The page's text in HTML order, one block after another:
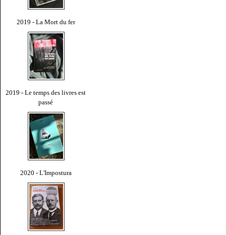
2019 - La Mort du fer
2019 - Le temps des livres est
passé
2020 - L'Impostura